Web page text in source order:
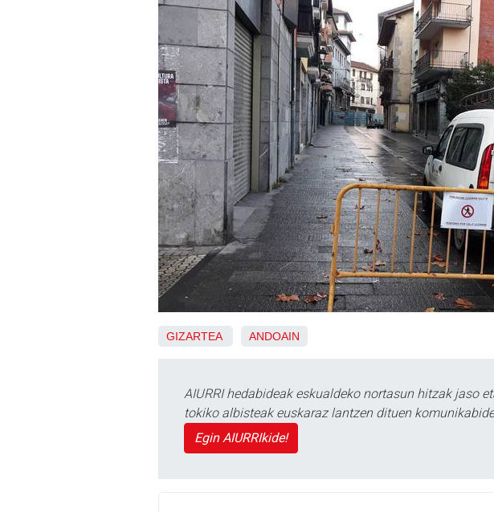
GIZARTEA ANDOAIN
AIURRI hedabideak eskualdeko nortasun hitzak jaso
tokiko albisteak euskaraz lantzen dituen
Egin AIURRIkide!